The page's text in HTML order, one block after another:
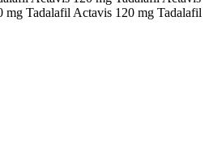
mg Tadalafil Actavis 120 mg Tadalafil